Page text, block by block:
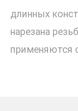
длинных
нарезана
применяются